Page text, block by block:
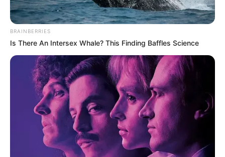
YOUTUBE ΕΓΓΡΑΦΕΊΤΕ
EMAIL
BRAINBERRIES
Is There An Intersex Whale? This Finding Baffles Science